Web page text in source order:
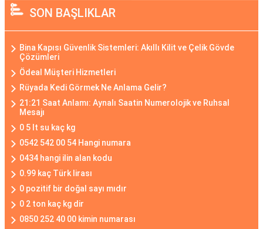
SON BAŞLIKLAR
Bina Kapısı Güvenlik Sistemleri: Akıllı Kilit ve Çelik Gövde
Çözümleri
Ödeal Müşteri Hizmetleri
Rüyada Kedi Görmek Ne Anlama Gelir?
21:21 Saat Anlamı: Aynalı Saatin Numerolojik ve Ruhsal
Mesajı
0 5 lt su kaç kg
0542 542 00 54 Hangi numara
0434 hangi ilin alan kodu
0.99 kaç Türk lirası
0 pozitif bir doğal sayı mıdır
0 2 ton kaç kg dir
0850 252 40 00 kimin numarası